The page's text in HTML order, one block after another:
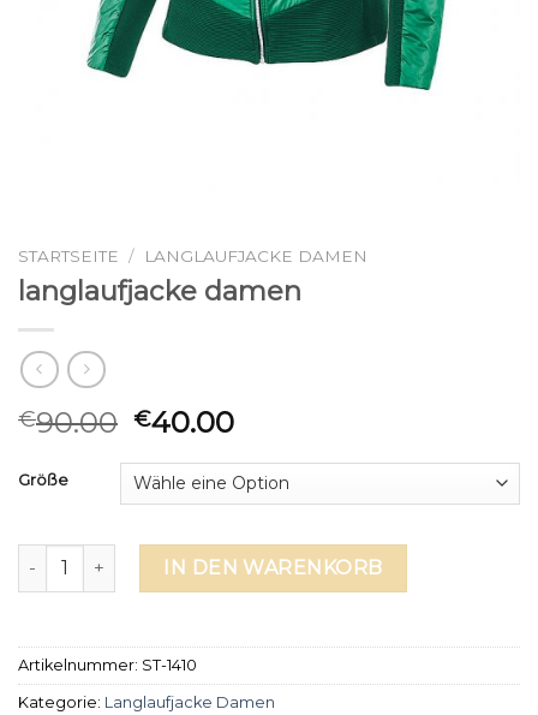
STARTSEITE / LANGLAUFJACKE DAMEN
langlaufjacke damen
€90.00 €40.00
Größe
langlaufjacke damen MengeIN DEN WARENKORB
Artikelnummer: ST-1410
Kategorie: Langlaufjacke Damen